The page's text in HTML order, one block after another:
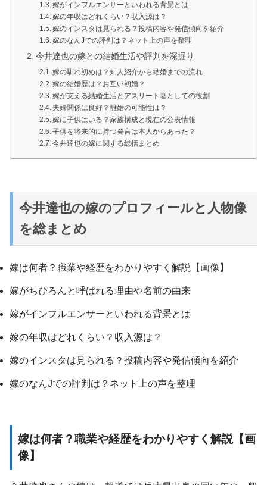
嫁がインフルエンサーといわれる背景とは
嫁の年収はどれくらい？収入源は？
嫁のインスタは見られる？投稿内容や発信傾向を紹介
嫁のなんJでの評判は？ネット上の声を整理
今井達也の嫁との結婚生活や評判を深掘り
嫁の馴れ初めは？知人紹介から結婚までの流れ
嫁の結婚歴は？お互い初婚？
嫁が支える結婚生活とアスリート妻としての役割
夫婦関係は良好？離婚の可能性は？
嫁に子供はいる？家族構成と現在の公表情報
子供を将来的に持つ発言は本人からあった？
今井達也の嫁に関する総括まとめ
今井達也の嫁のプロフィールと人物像
を総まとめ
嫁は何者？職業や経歴をわかりやすく解説【画像】
嫁がちぴろんと呼ばれる理由や名前の由来
嫁がインフルエンサーといわれる背景とは
嫁の年収はどれくらい？収入源は？
嫁のインスタは見られる？投稿内容や発信傾向を紹介
嫁のなんJでの評判は？ネット上の声を整理
嫁は何者？職業や経歴をわかりやすく解説【画
像】